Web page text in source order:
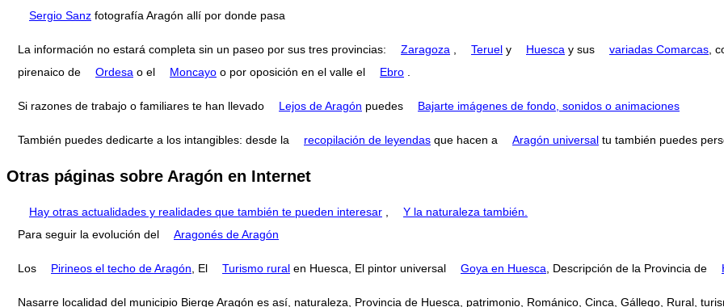
Sergio Sanz fotografía Aragón allí por donde pasa
La información no estará completa sin un paseo por sus tres provincias: Zaragoza , Teruel y Huesca y sus variadas Comarcas,
pirenaico de
Ordesa o el Moncayo o por oposición en el valle el Ebro .
Si razones de trabajo o familiares te han llevado Lejos de Aragón puedes Bajarte imágenes de fondo, sonidos o animaciones
También puedes dedicarte a los intangibles: desde la recopilación de leyendas que hacen a Aragón universal tu también puedes
Otras páginas sobre Aragón en Internet
Hay otras actualidades y realidades que también te pueden interesar ,
Y la naturaleza también.
Para seguir la evolución del
Aragonés de Aragón
Los Pirineos el techo de Aragón, El Turismo rural en Huesca, El pintor universal Goya en Huesca, Descripción de la Provincia de
Nasarre localidad del municipio Bierge Aragón es así, naturaleza, Provincia de Huesca, patrimonio, Románico, Cinca, Gállego, Rural,